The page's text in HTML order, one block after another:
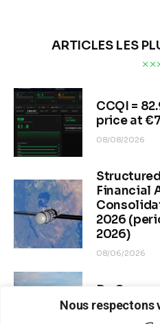
Nous respectons
ARTICLES LES
CCQI =
price at
08/08/2026
Financial
2026
2026)
08/06/2026
Dr.
Risk